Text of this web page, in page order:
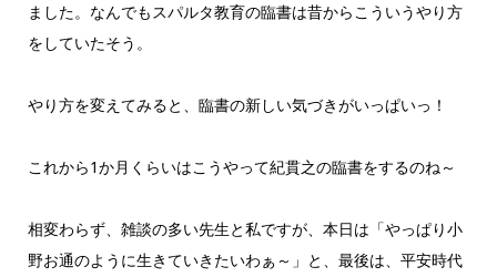
ました。なんでもスパルタ教育の臨書は昔からこういうやり方
をしていたそう。
やり方を変えてみると、臨書の新しい気づきがいっぱいっ！
これから1か月くらいはこうやって紀貫之の臨書をするのね～
相変わらず、雑談の多い先生と私ですが、本日は「やっぱり小
野お通のように生きていきたいわぁ～」と、最後は、平安時代